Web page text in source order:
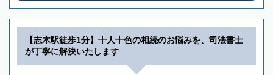
【志木駅徒歩1分】十人十色の相続のお悩みを、司法書士
が丁寧に解決いたします